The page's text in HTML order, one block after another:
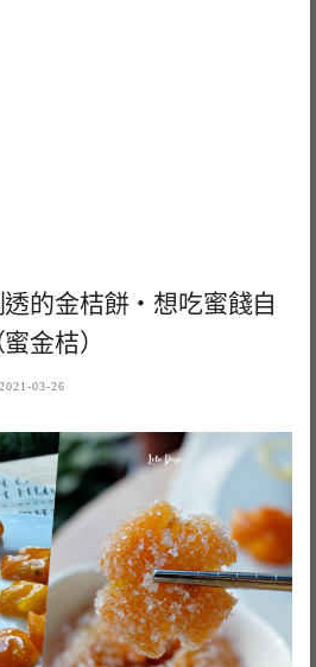
的金桔餅・想吃蜜餞自
金桔）
2021-03-26